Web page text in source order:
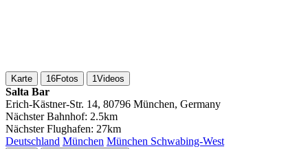
Karte 16Fotos 1Videos
Salta Bar
Erich-Kästner-Str. 14, 80796 München, Germany
Nächster Bahnhof: 2.5km
Nächster Flughafen: 27km
Deutschland München München Schwabing-West